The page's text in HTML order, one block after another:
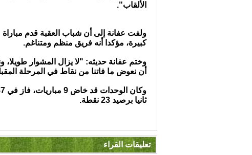
الألقاب".
ولفت عفانة إلى أن شباب العقبة قدم مباراة
كبيرة، مؤكدا أنه فريق منظم ومتناغم.
وختم عفانة حديثه: "لا يزال المشوار طويلا،
أن نعوض ما فاتنا من نقاط في المرحلة
ثانيا برصيد 23 نقطة.
تعليقات القراء